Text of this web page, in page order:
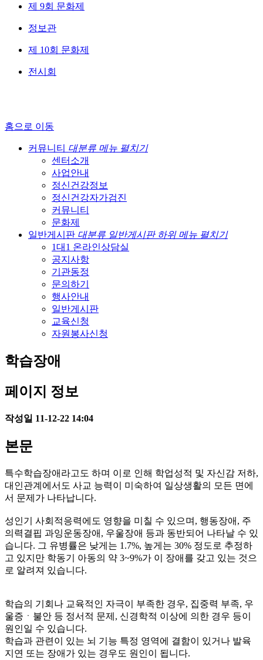
제 9회 문화제
정보관
제 10회 문화제
전시회
홈으로 이동
커뮤니티 대분류 메뉴 펼치기
센터소개
사업안내
정신건강정보
정신건강자가검진
커뮤니티
문화제
일반게시판 대분류 일반게시판 하위 메뉴 펼치기
1대1 온라인상담실
공지사항
기관동정
문의하기
행사안내
일반게시판
교육신청
자원봉사신청
학습장애
페이지 정보
작성일 11-12-22 14:04
본문
특수학습장애라고도 하며 이로 인해 학업성적 및 자신감 저하,
대인관계에서도 사교 능력이 미숙하여 일상생활의 모든 면에
서 문제가 나타납니다.
성인기 사회적응력에도 영향을 미칠 수 있으며, 행동장애, 주
의력결핍 과잉운동장애, 우울장애 등과 동반되어 나타날 수 있
습니다. 그 유병률은 낮게는 1.7%, 높게는 30% 정도로 추정하
고 있지만 학동기 아동의 약 3~9%가 이 장애를 갖고 있는 것으
로 알려져 있습니다.
학습의 기회나 교육적인 자극이 부족한 경우, 집중력 부족, 우
울증ㆍ불안 등 정서적 문제, 신경학적 이상에 의한 경우 등이
원인일 수 있습니다.
학습과 관련이 있는 뇌 기능 특정 영역에 결함이 있거나 발육
지연 또는 장애가 있는 경우도 원인이 됩니다.